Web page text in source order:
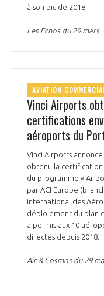
à son pic de 2018.
Les Echos du 29 mars
AVIATION
Vinci Airports
certifications
aéroports du
Vinci Airports
obtenu la certification
du programme «
par ACI Europe
international des
déploiement du plan
a permis aux 10
directes depuis 2018.
Air & Cosmos du 29